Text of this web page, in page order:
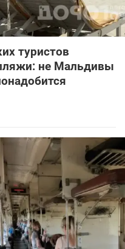
туристов
не Мальдивы